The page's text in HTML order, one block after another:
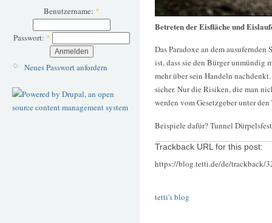
Benutzername: *
Passwort: *
Neues Passwort anfordern
Betreten der Eisfläche und
Das Paradoxe an dem
ist, dass sie den Bürger unmündig
mehr über sein Handeln
sicher. Nur die Risiken, die man
werden vom Gesetzgeber unter
Beispiele dafür? Tunnel
Trackback URL for this post:
https://blog.tetti.de/de/trackback/
tetti's blog